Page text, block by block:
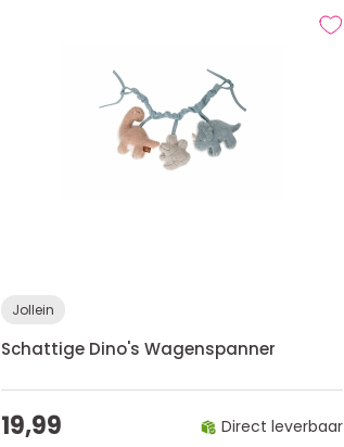
Jollein
Schattige Dino's Wagenspanner
19,99 Direct leverbaar